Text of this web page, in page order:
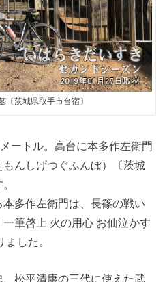
〔茨城県取手市台宿〕
ートル。高台に本多作左衛門
んしげつぐふんぼ）〔茨城
多作左衛門は、長篠の戦い
筆啓上 火の用心 お仙泣かす
した。
松平清康の三代に使えた武